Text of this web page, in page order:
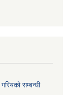
सम्बन्धी